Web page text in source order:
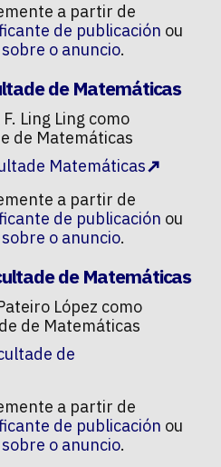
a partir de
de publicación ou
o anuncio.
de Matemáticas
Ling Ling como
de Matemáticas
Matemáticas
a partir de
de publicación ou
o anuncio.
de Matemáticas
López como
de Matemáticas
de
a partir de
de publicación ou
o anuncio.